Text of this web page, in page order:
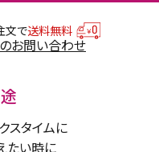
文で送料無料
お問い合わせ
スタイムに